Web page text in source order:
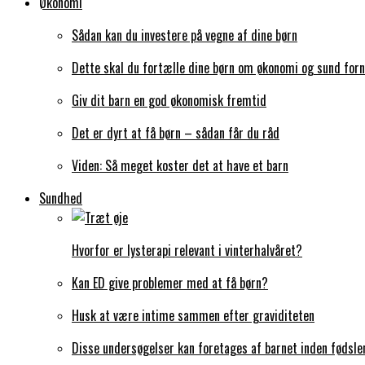
Sådan kan du investere på vegne af dine børn
Dette skal du fortælle dine børn om økonomi og sund
Giv dit barn en god økonomisk fremtid
Det er dyrt at få børn – sådan får du råd
Viden: Så meget koster det at have et barn
Sundhed
Hvorfor er lysterapi relevant i vinterhalvåret?
Kan ED give problemer med at få børn?
Husk at være intime sammen efter graviditeten
Disse undersøgelser kan foretages af barnet inden